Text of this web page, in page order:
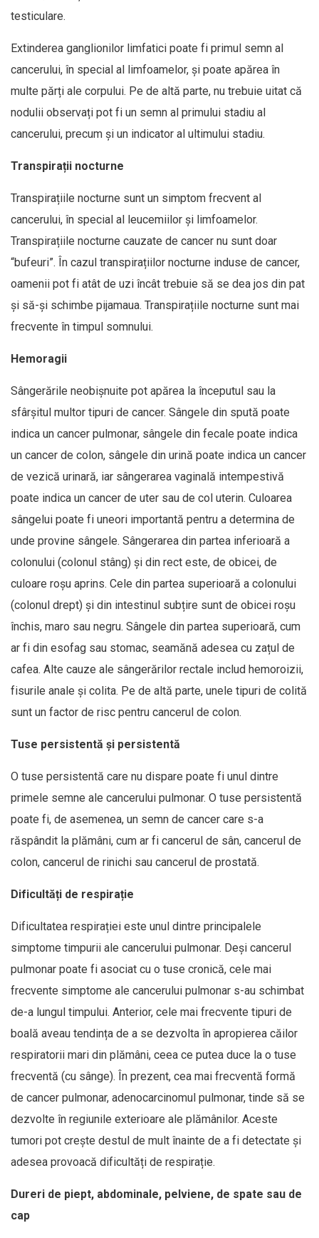
testiculare.
Extinderea ganglionilor limfatici poate fi primul semn al
cancerului, în special al limfoamelor, și poate apărea în
multe părți ale corpului. Pe de altă parte, nu trebuie uitat că
nodulii observați pot fi un semn al primului stadiu al
cancerului, precum și un indicator al ultimului stadiu.
Transpirații nocturne
Transpirațiile nocturne sunt un simptom frecvent al
cancerului, în special al leucemiilor și limfoamelor.
Transpirațiile nocturne cauzate de cancer nu sunt doar
“bufeuri”. În cazul transpirațiilor nocturne induse de cancer,
oamenii pot fi atât de uzi încât trebuie să se dea jos din pat
și să-și schimbe pijamaua. Transpirațiile nocturne sunt mai
frecvente în timpul somnului.
Hemoragii
Sângerările neobișnuite pot apărea la începutul sau la
sfârșitul multor tipuri de cancer. Sângele din spută poate
indica un cancer pulmonar, sângele din fecale poate indica
un cancer de colon, sângele din urină poate indica un cancer
de vezică urinară, iar sângerarea vaginală intempestivă
poate indica un cancer de uter sau de col uterin. Culoarea
sângelui poate fi uneori importantă pentru a determina de
unde provine sângele. Sângerarea din partea inferioară a
colonului (colonul stâng) și din rect este, de obicei, de
culoare roșu aprins. Cele din partea superioară a colonului
(colonul drept) și din intestinul subțire sunt de obicei roșu
închis, maro sau negru. Sângele din partea superioară, cum
ar fi din esofag sau stomac, seamănă adesea cu zațul de
cafea. Alte cauze ale sângerărilor rectale includ hemoroizii,
fisurile anale și colita. Pe de altă parte, unele tipuri de colită
sunt un factor de risc pentru cancerul de colon.
Tuse persistentă și persistentă
O tuse persistentă care nu dispare poate fi unul dintre
primele semne ale cancerului pulmonar. O tuse persistentă
poate fi, de asemenea, un semn de cancer care s-a
răspândit la plămâni, cum ar fi cancerul de sân, cancerul de
colon, cancerul de rinichi sau cancerul de prostată.
Dificultăți de respirație
Dificultatea respirației este unul dintre principalele
simptome timpurii ale cancerului pulmonar. Deși cancerul
pulmonar poate fi asociat cu o tuse cronică, cele mai
frecvente simptome ale cancerului pulmonar s-au schimbat
de-a lungul timpului. Anterior, cele mai frecvente tipuri de
boală aveau tendința de a se dezvolta în apropierea căilor
respiratorii mari din plămâni, ceea ce putea duce la o tuse
frecventă (cu sânge). În prezent, cea mai frecventă formă
de cancer pulmonar, adenocarcinomul pulmonar, tinde să se
dezvolte în regiunile exterioare ale plămânilor. Aceste
tumori pot crește destul de mult înainte de a fi detectate și
adesea provoacă dificultăți de respirație.
Dureri de piept, abdominale, pelviene, de spate sau de
cap